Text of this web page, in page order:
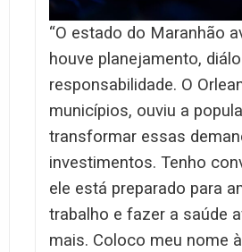
“O estado do Maranhão
houve planejamento,
responsabilidade. O
municípios, ouviu a
transformar essas
investimentos. Tenho
ele está preparado para
trabalho e fazer a saúde
mais. Coloco meu nome